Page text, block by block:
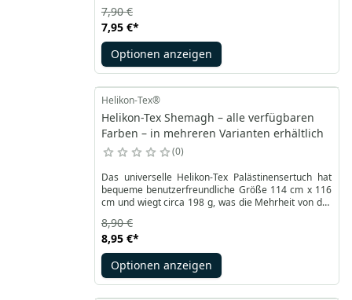
Logo mit einem Chamäleon. Erhältlich in
verschiedenen Farbkombinationen. Die
Abmessungen der Arafatka betragen ca. 121 x 110
cm, sodass sie in vielen Anwendungen eingesetzt
werden kann.
7,95 €*
7,90 €
Optionen anzeigen
Helikon-Tex®
Helikon-Tex Shemagh – alle verfügbaren
Farben – in mehreren Varianten erhältlich
0
Das universelle Helikon-Tex Palästinensertuch hat
bequeme benutzerfreundliche Größe 114 cm x 116
cm und wiegt circa 198 g, was die Mehrheit von der
weich anzufassen Baumwolle hergestellt, man kann
es sowohl in warmem als auch kaltem Klima
umhaben.
8,95 €*
8,90 €
Optionen anzeigen